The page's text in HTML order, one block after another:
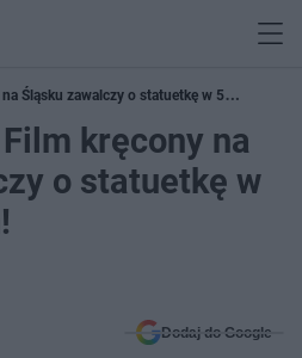
Śląsku zawalczy o statuetkę w 5
kręcony na
o statuetkę w
Dodaj do Google